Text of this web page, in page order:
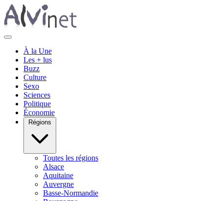
À la Une
Les + lus
Buzz
Culture
Sexo
Sciences
Politique
Économie
Régions
Toutes les régions
Alsace
Aquitaine
Auvergne
Basse-Normandie